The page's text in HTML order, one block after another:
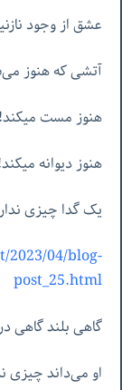
عشق از وجود
آتشی که هنوز
هنوز مست میکند!
هنوز دیوانه
یک گدا چیزی
04/blog-
post_25.html
گاهی بلند گاهی
او می‌داند چیزی